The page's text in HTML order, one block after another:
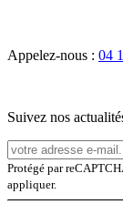
Appelez-nous : 04
Suivez nos
Protégé par
appliquer.